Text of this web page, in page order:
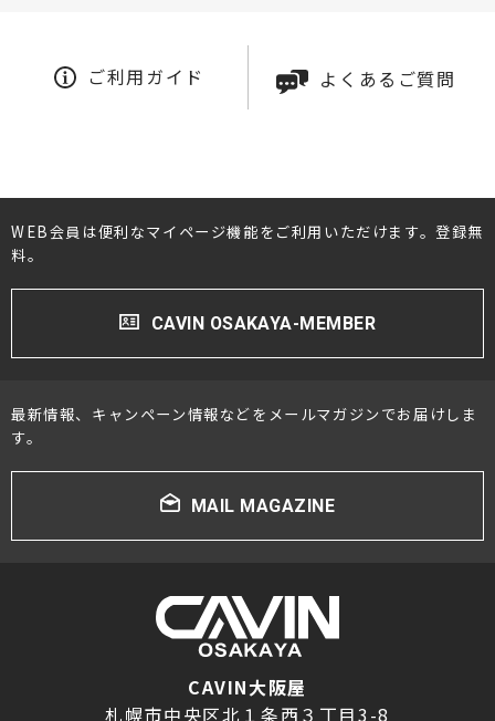
ご利用ガイド よくあるご質問
WEB会員は便利なマイページ機能をご利用いただけます。登録無
料。
CAVIN OSAKAYA-MEMBER
最新情報、キャンペーン情報などをメールマガジンでお届けしま
す。
MAIL MAGAZINE
CAVIN大阪屋
札幌市中央区北１条西３丁目3-8